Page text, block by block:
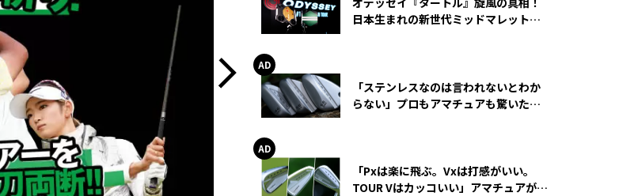
日本生まれの新世代ミッドマレットが
「ステンレスなのは言われないとわか
らない」プロもアマチュアも驚いた
「Pxは楽に飛ぶ。Vxは打感がいい。
TOUR Vはカッコいい」アマチュアが選